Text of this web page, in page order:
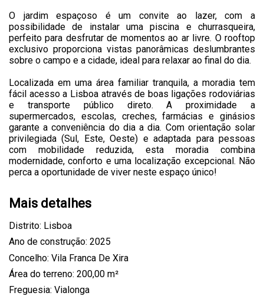
O jardim espaçoso é um convite ao lazer, com a
possibilidade de instalar uma piscina e churrasqueira,
perfeito para desfrutar de momentos ao ar livre. O rooftop
exclusivo proporciona vistas panorâmicas deslumbrantes
sobre o campo e a cidade, ideal para relaxar ao final do dia.
Localizada em uma área familiar tranquila, a moradia tem
fácil acesso a Lisboa através de boas ligações rodoviárias
e transporte público direto. A proximidade a
supermercados, escolas, creches, farmácias e ginásios
garante a conveniência do dia a dia. Com orientação solar
privilegiada (Sul, Este, Oeste) e adaptada para pessoas
com mobilidade reduzida, esta moradia combina
modernidade, conforto e uma localização excepcional. Não
perca a oportunidade de viver neste espaço único!
Mais detalhes
Distrito: Lisboa
Ano de construção: 2025
Concelho: Vila Franca De Xira
Área do terreno: 200,00 m²
Freguesia: Vialonga